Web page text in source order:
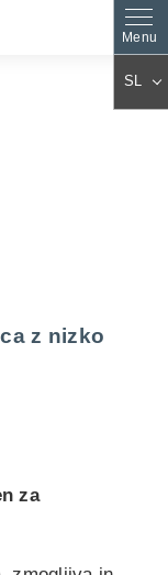
SL
z nizko
za